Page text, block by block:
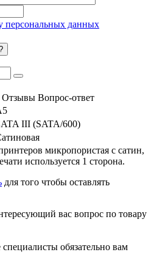
персональных данных
Отзывы Вопрос-ответ
III (SATA/600)
микропористая с сатин,
используется 1 сторона.
для того чтобы оставлять
вас вопрос по товару
обязательно вам